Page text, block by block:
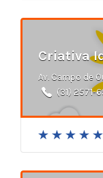
Criativa
Av. Campo de
(31) 2571-